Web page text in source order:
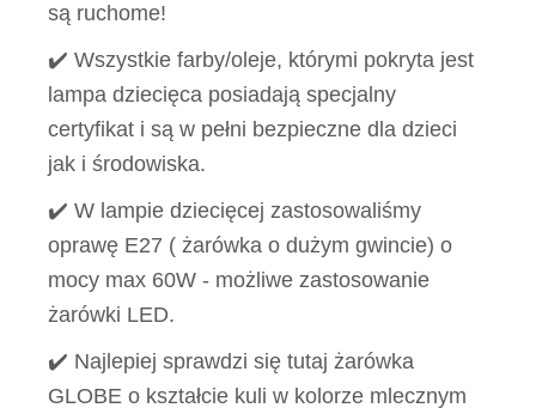
są ruchome!
✔️ Wszystkie farby/oleje, którymi pokryta jest
lampa dziecięca posiadają specjalny
certyfikat i są w pełni bezpieczne dla dzieci
jak i środowiska.
✔️ W lampie dziecięcej zastosowaliśmy
oprawę E27 ( żarówka o dużym gwincie) o
mocy max 60W - możliwe zastosowanie
żarówki LED.
✔️ Najlepiej sprawdzi się tutaj żarówka
GLOBE o kształcie kuli w kolorze mlecznym